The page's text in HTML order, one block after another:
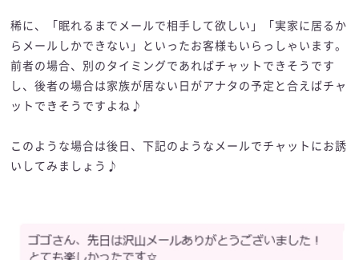
稀に、「眠れるまでメールで相手して欲しい」「実家に居るか
らメールしかできない」といったお客様もいらっしゃいます。
前者の場合、別のタイミングであればチャットできそうです
し、後者の場合は家族が居ない日がアナタの予定と合えばチャ
ットできそうですよね♪
このような場合は後日、下記のようなメールでチャットにお誘
いしてみましょう♪